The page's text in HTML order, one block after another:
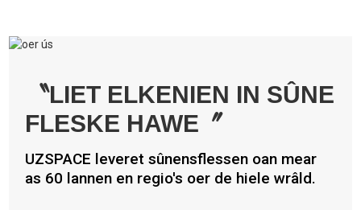
〝LIET ELKENIEN IN SÛNE
FLESKE HAWE〞
UZSPACE leveret sûnensflessen oan mear
as 60 lannen en regio's oer de hiele wrâld.